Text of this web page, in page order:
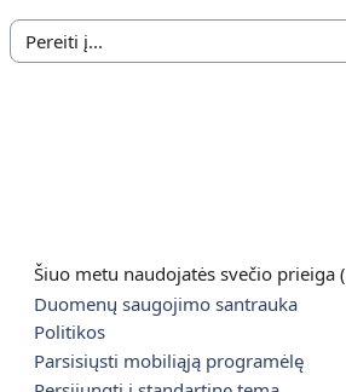
Šiuo metu naudojatės svečio prieiga (
Duomenų saugojimo santrauka
Politikos
Parsisiųsti mobiliąją programėlę